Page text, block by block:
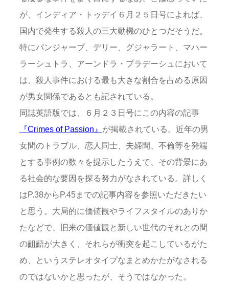
が、インディア・トゥデイ６月２５日号によれば、
国内で発生する殺人の三大動機のひとつだそうだ。
特にパンジャーブ、デリー、グジャラート、マハー
ラーシュトラ、アーンドラ・プラデーシュにおいて
は、殺人事件における最も大きな割合を占める原因
が男女関係であるとも記されている。
同誌英語版では、６月２３日号にこの内容の記事
『Crimes of Passion』 が掲載されている。近年の男
女間のトラブル、恋人同士、夫婦間、不倫等を発端
とする事例の数々を提示したうえで、その背景にあ
る社会的な要因を探る努力がなされている。詳しく
はP.38からP.45までの記事内容を参照いただきたい
と思う。大局的に価値観やライフスタイルのありか
たなどで、旧来の価値観と新しい世代のそれとの間
の齟齬が大きく、それらが衝突を起こしているがた
め、というステレオタイプなまとめかたがなされる
のではないかと思ったが、そうではなかった。